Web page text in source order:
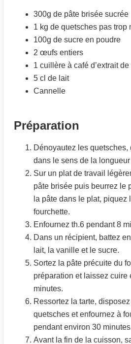
300g de pâte brisée sucrée
1 kg de quetsches pas trop
100g de sucre en poudre
2 œufs entiers
1 cuillère à café d’extrait
5 cl de lait
Cannelle
Préparation
Dénoyautez les
dans le sens de la
Sur un plat de travail
pâte brisée puis beurrez le
la pâte dans le plat, piquez
fourchette.
Enfournez th.6 pendant 8
Dans un récipient, battez
lait, la vanille et le sucre.
Sortez la pâte précuite du
préparation et laissez cuire
minutes.
Ressortez la tarte,
quetsches et enfournez à
pendant environ 30
Avant la fin de la cuisson,